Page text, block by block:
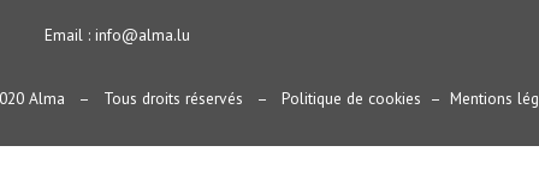
Email :info@alma.lu
Alma – Tous droits réservés – Politique de cookies – Mentions